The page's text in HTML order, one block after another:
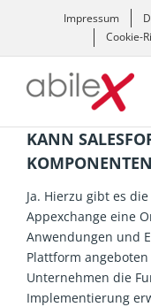
Impressum
Cookie-
KANN
Ja. Hierzu gibt es
Appexchange eine
Anwendungen und
Plattform
Unternehmen die
Implementierung